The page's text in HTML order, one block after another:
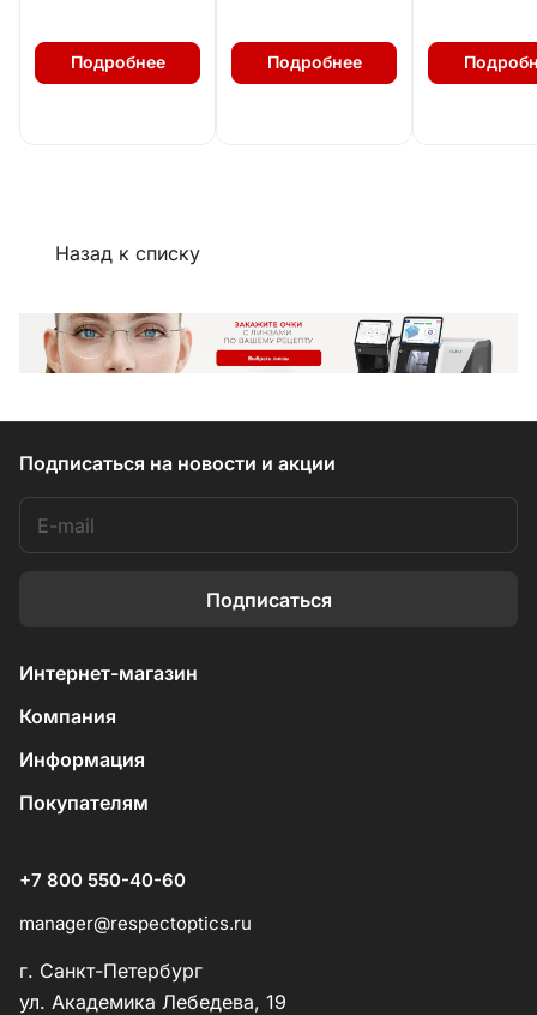
Подробнее Подробнее
Назад к списку
Подписаться на новости и акции
Подписаться
Интернет-магазин
Компания
Информация
Покупателям
+7 800 550-40-60
manager@respectoptics.ru
г. Санкт-Петербург
ул. Академика Лебедева, 19